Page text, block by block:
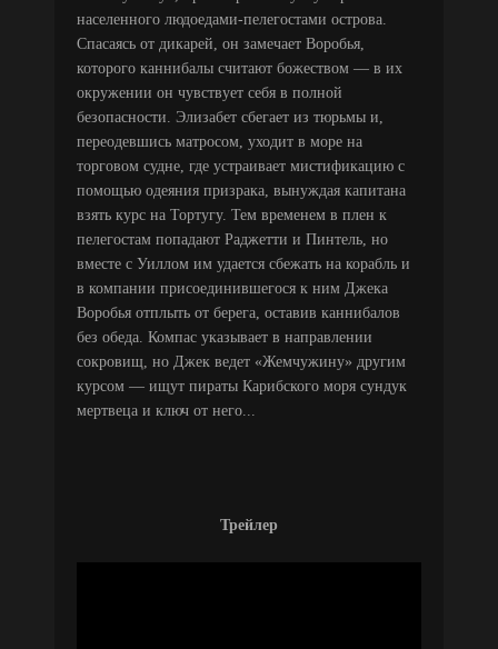
населенного людоедами-пелегостами острова.
Спасаясь от дикарей, он замечает Воробья,
которого каннибалы считают божеством — в их
окружении он чувствует себя в полной
безопасности. Элизабет сбегает из тюрьмы и,
переодевшись матросом, уходит в море на
торговом судне, где устраивает мистификацию с
помощью одеяния призрака, вынуждая капитана
взять курс на Тортугу. Тем временем в плен к
пелегостам попадают Раджетти и Пинтель, но
вместе с Уиллом им удается сбежать на корабль и
в компании присоединившегося к ним Джека
Воробья отплыть от берега, оставив каннибалов
без обеда. Компас указывает в направлении
сокровищ, но Джек ведет «Жемчужину» другим
курсом — ищут пираты Карибского моря сундук
мертвеца и ключ от него...
Трейлер